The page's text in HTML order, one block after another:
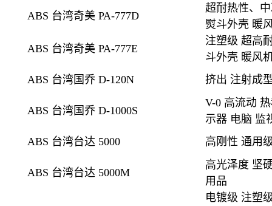
ABS 台湾奇美 PA-777D
超耐热性、
熨斗外壳 暖
ABS 台湾奇美 PA-777E
注塑级 超高
斗外壳 暖风
ABS 台湾国乔 D-120N
挤出 注射成
ABS 台湾国乔 D-1000S
V-0 高流动
示器 电脑 监
ABS 台湾台达 5000
高刚性 通用
ABS 台湾台达 5000M
高光泽度 坚
用品
电镀级 注塑